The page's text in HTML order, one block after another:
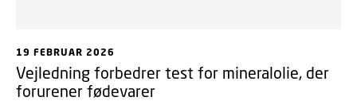
19 FEBRUAR 2026
Vejledning forbedrer test for mineralolie, der
forurener fødevarer